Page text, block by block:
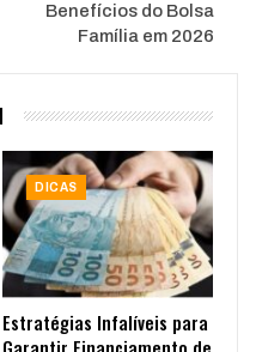
Benefícios do Bolsa
Família em 2026
DICAS
Estratégias Infalíveis para